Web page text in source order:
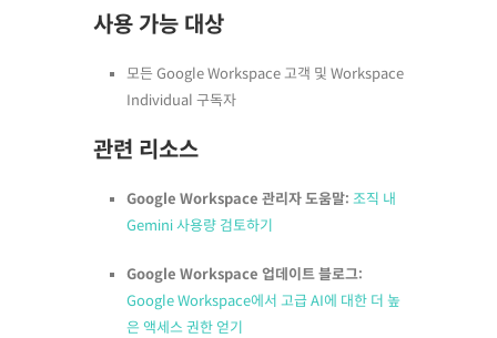
사용 가능 대상
모든 Google Workspace 고객 및 Workspace
Individual 구독자
관련 리소스
Google Workspace 관리자 도움말: 조직 내
Gemini 사용량 검토하기
Google Workspace 업데이트 블로그:
Google Workspace에서 고급 AI에 대한 더 높
은 액세스 권한 얻기